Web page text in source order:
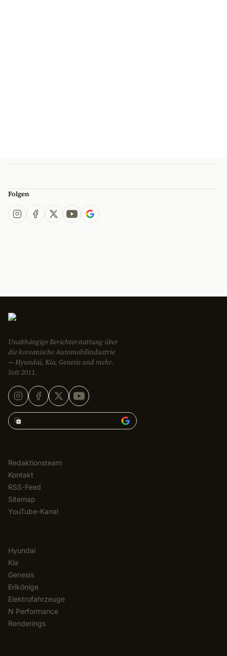
Folgen
Unabhängige Berichterstattung über
die koreanische Automobilindustrie
— Hyundai, Kia, Genesis und mehr.
Seit 2011.
Korean Car Blog hinzufügen zu
Redaktionsteam
Kontakt
RSS-Feed
Sitemap
YouTube-Kanal
Hyundai
Kia
Genesis
Erlkönige
Elektrofahrzeuge
N Performance
Renderings